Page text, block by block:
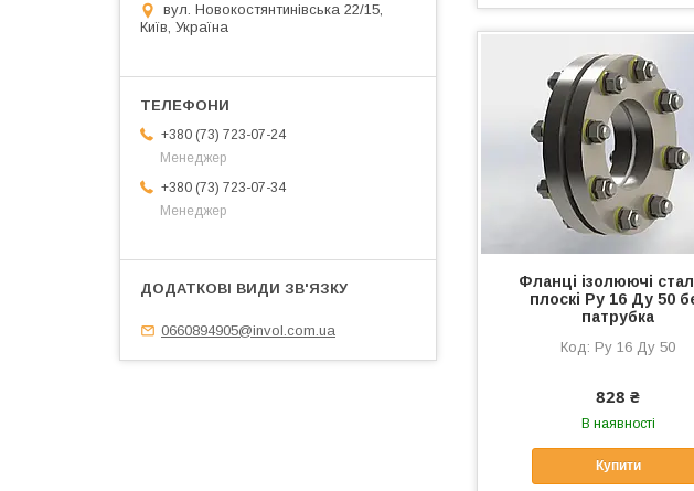
Фланці ізолюючі
плоскі Ру 16 Ду 50
патрубка
Ру 16 Ду 50
828 ₴
В наявності
Купити
вул. Новокостянтинівська 22/15,
Київ, Україна
+380 (73) 723-07-24
Менеджер
+380 (73) 723-07-34
Менеджер
0660894905@invol.com.ua